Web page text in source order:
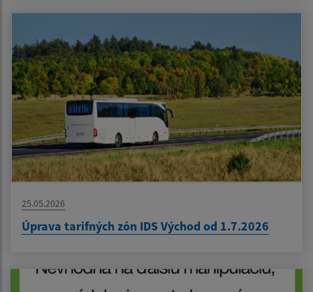
25.05.2026
Úprava tarifných zón IDS Východ od 1.7.2026